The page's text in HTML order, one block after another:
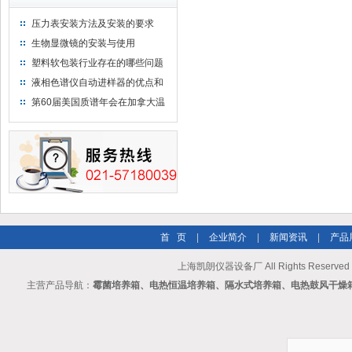
压力表安装方法及安装的要求
生物显微镜的安装与使用
塑料软包装行业存在的哪些问题
液相色谱仪自动进样器的优点和
维护
第60届美国质谱年会在加拿大温
首 页 企业简介 新闻资讯 产品
上海凯朗仪器设备厂 All Rights Reserved
主营产品导航： 霉菌培养箱、电热恒温培养箱、隔水式培养箱、电热鼓风干